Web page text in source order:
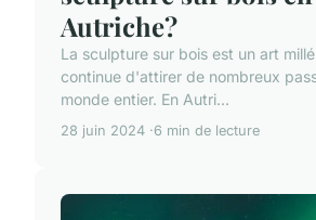
Autriche?
La sculpture sur bois est un art
continue d'attirer de nombreux
monde entier. En Autri...
28 juin 2024 6 min de lecture